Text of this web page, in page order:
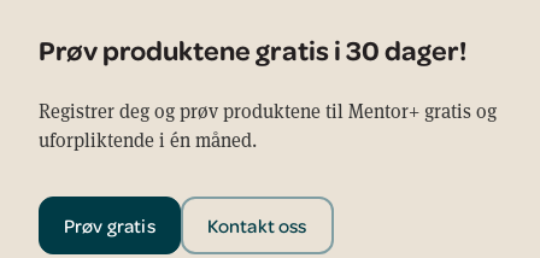
Prøv produktene gratis i 30 dager!
Registrer deg og prøv produktene til Mentor+ gratis og
uforpliktende i én måned.
Prøv gratis Kontakt oss